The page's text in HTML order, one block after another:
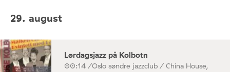
29. august
Lørdagsjazz på Kolbotn
00:14 /Oslo søndre jazzclub / China House,